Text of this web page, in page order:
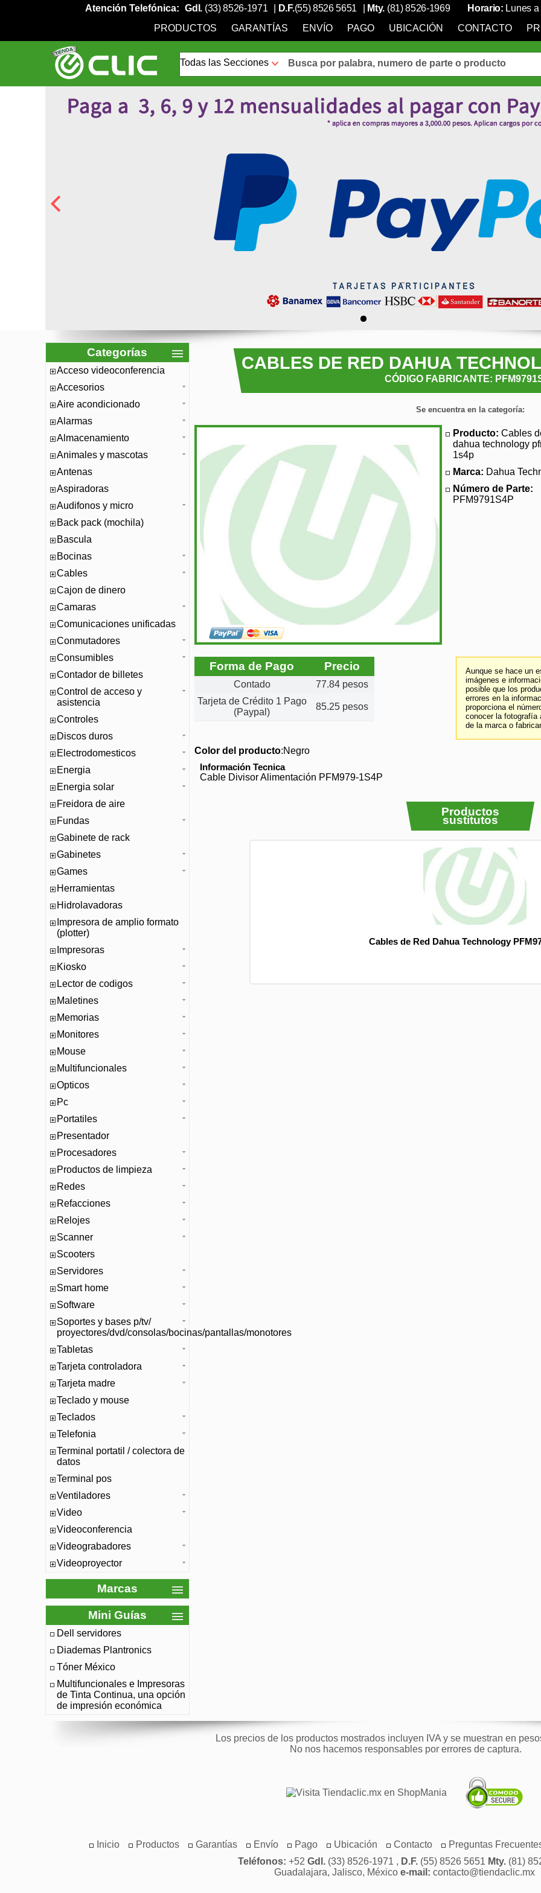
Atención Telefónica: Gdl. (33) 8526-1971 D.F.(55) 8526 5651 Mty. (81) 8526-1969 Horario: Lunes
PRODUCTOS
GARANTÍAS ENVÍO PAGO UBICACIÓN CONTACTO
Categorías
Acceso videoconferencia
Accesorios
Aire acondicionado
Alarmas
Almacenamiento
Animales y mascotas
Antenas
Aspiradoras
Audifonos y micro
Back pack (mochila)
Bascula
Bocinas
Cables
Cajon de dinero
Camaras
Comunicaciones unificadas
Conmutadores
Consumibles
Contador de billetes
Control de acceso y
asistencia
Controles
Discos duros
Electrodomesticos
Energia
Energia solar
Freidora de aire
Fundas
Gabinete de rack
Gabinetes
Games
Herramientas
Hidrolavadoras
Impresora de amplio formato
(plotter)
Impresoras
Kiosko
Lector de codigos
Maletines
Memorias
Monitores
Mouse
Multifuncionales
Opticos
Pc
Portatiles
Presentador
Procesadores
Productos de limpieza
Redes
Refacciones
Relojes
Scanner
Scooters
Servidores
Smart home
Software
Soportes y bases p/tv/
proyectores/dvd/consolas/bocinas/pantallas/monotores
Tabletas
Tarjeta controladora
Tarjeta madre
Teclado y mouse
Teclados
Telefonia
Terminal portatil / colectora de
datos
Terminal pos
Ventiladores
Video
Videoconferencia
Videograbadores
Videoproyector
Marcas
Mini Guías
Dell servidores
Diademas Plantronics
Tóner México
Multifuncionales e Impresoras
de Tinta Continua, una opción
de impresión económica
CABLES DE RED DAHUA
CÓDIGO FABRICANTE:
Se encuentra en la categoría:
Producto: Cables
dahua technology
1s4p
Marca: Dahua
Número de Parte:
PFM9791S4P
Aunque se hace un
imágenes e
posible que los
errores en la
proporciona el
conocer la fotografía
de la marca o
Forma de Pago Precio
Contado
77.84 pesos
Tarjeta de Crédito 1 Pago
(Paypal)
85.25 pesos
Color del producto:Negro
Información Tecnica
Cable Divisor Alimentación PFM979-1S4P
Productos
sustitutos
Cables de Red Dahua Technology
Los precios de los productos mostrados incluyen IVA y se muestran en
No nos hacemos responsables por errores de captura.
Inicio Productos Garantías Envío Pago Ubicación Contacto Preguntas
Teléfonos: +52 Gdl.(33) 8526-1971 , D.F.(55) 8526 5651 Mty.(81)
Guadalajara, Jalisco, México e-mail: contacto@tiendaclic.mx